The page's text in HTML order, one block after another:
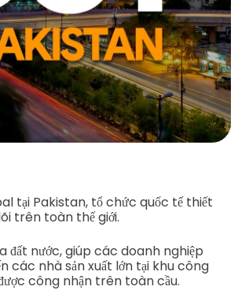
tại Pakistan, tổ chức quốc tế thiết
trên toàn thế giới.
đất nước, giúp các doanh nghiệp
các nhà sản xuất lớn tại khu công
công nhận trên toàn cầu.